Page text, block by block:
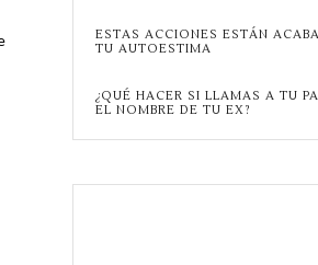
ESTAS ACCIONES ESTÁN
TU AUTOESTIMA
¿QUÉ HACER SI LLAMAS A TU
EL NOMBRE DE TU EX?